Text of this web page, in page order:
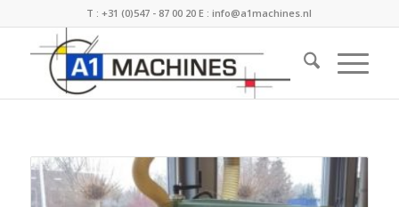
T :+31 (0)547 - 87 00 20 E :info@a1machines.nl